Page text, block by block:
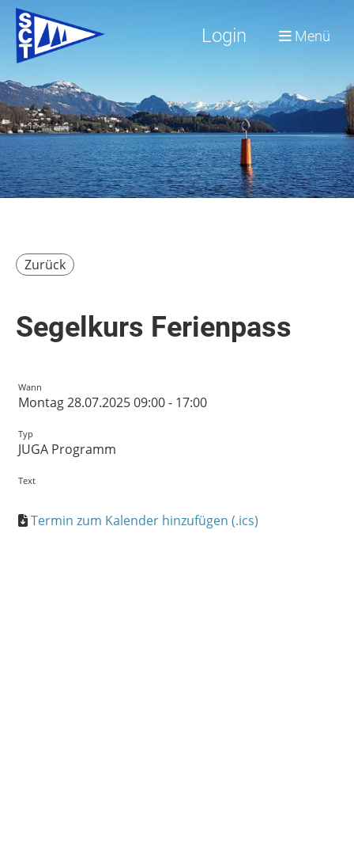
Login Menü
Zurück
Segelkurs Ferienpass
Wann
Montag 28.07.2025 09:00 - 17:00
Typ
JUGA Programm
Text
Termin zum Kalender hinzufügen (.ics)